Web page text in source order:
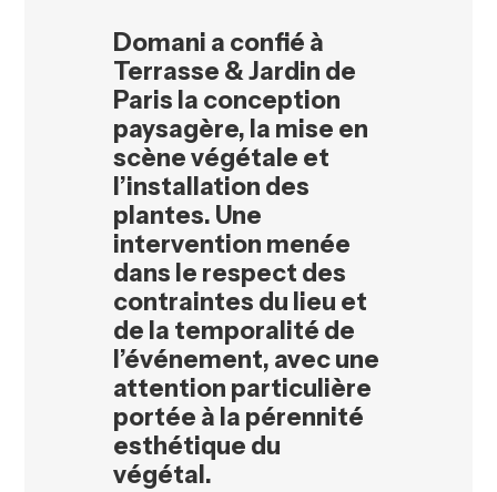
Domani a confié à
Terrasse & Jardin de
Paris la conception
paysagère, la mise en
scène végétale et
l’installation des
plantes. Une
intervention menée
dans le respect des
contraintes du lieu et
de la temporalité de
l’événement, avec une
attention particulière
portée à la pérennité
esthétique du
végétal.